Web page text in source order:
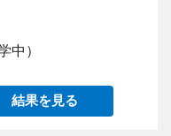
中）
結果を見る